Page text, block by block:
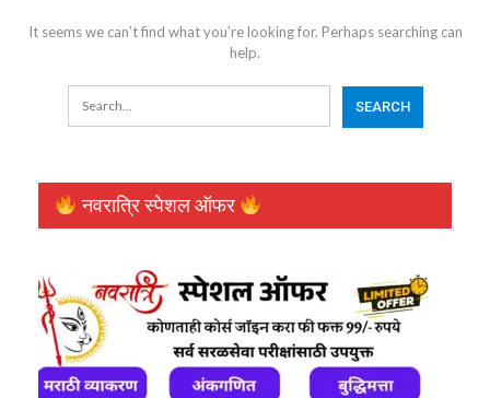
It seems we can’t find what you’re looking for. Perhaps searching can
help.
नवरात्रि स्पेशल ऑफर